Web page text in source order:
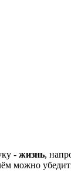
- жизнь,
можно